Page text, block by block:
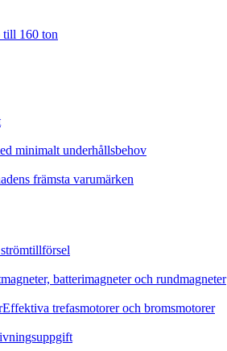
till 160 ton
minimalt underhållsbehov
främsta varumärken
batterimagneter och rundmagneter
Effektiva trefasmotorer och bromsmotorer